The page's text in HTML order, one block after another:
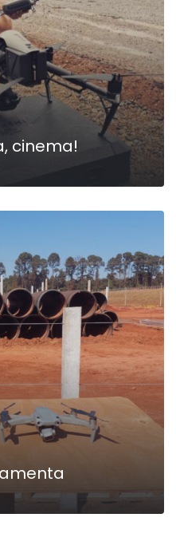
cinema!